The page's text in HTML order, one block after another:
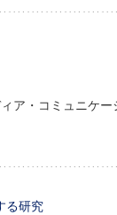
ア・コミュニケ
る研究